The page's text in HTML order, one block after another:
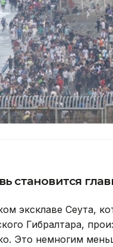
становится
эксклаве Сеута,
Гибралтара,
Это немногим